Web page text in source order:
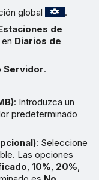
global
.
de
en Diarios de
Servidor.
: Introduzca un
predeterminado
: Seleccione
Las opciones
,10% 20%